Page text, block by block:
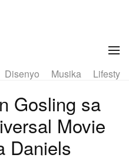
Disenyo Musika Lifestyle
Gosling sa
Movie
Daniels